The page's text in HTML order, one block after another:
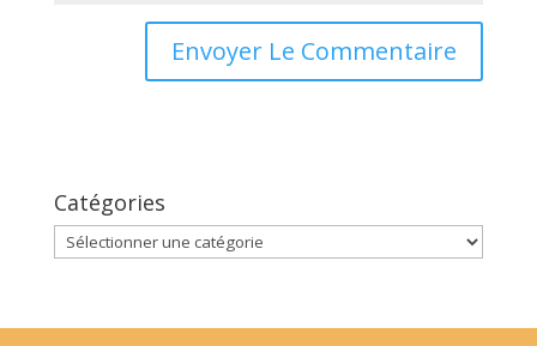
Catégories
Catégories